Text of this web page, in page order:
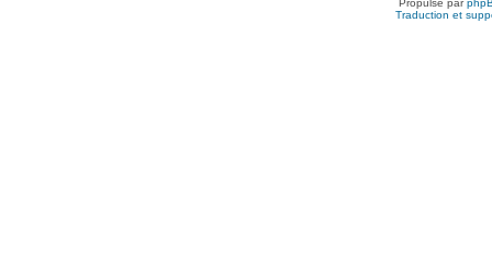
Propulsé par
Traduction et